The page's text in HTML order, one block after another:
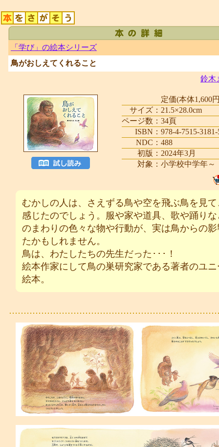
「学び」の絵本シリーズ
鳥がおしえてくれること
鈴木
定価(本体1,600
サイズ： 21.5×28.0cm
ページ数： 34頁
ISBN： 978-4-7515-3181-
NDC： 488
初版： 2024年3月
対象： 小学校中学年～
むかしの人は、さえずる鳥や空を飛ぶ鳥を見
感じたのでしょう。服や家や道具、歌や踊り
のまわりの色々な物や行動が、実は鳥からの
たかもしれません。
鳥は、わたしたちの先生だった･･･！
絵本作家にして鳥の巣研究家である著者のユ
絵本。